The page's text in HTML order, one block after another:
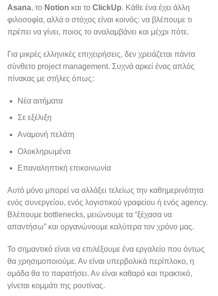
Asana, το Notion και το ClickUp. Κάθε ένα έχει άλλη
φιλοσοφία, αλλά ο στόχος είναι κοινός: να βλέπουμε τι
πρέπει να γίνει, ποιος το αναλαμβάνει και μέχρι πότε.
Για μικρές ελληνικές επιχειρήσεις, δεν χρειάζεται πάντα
σύνθετο project management. Συχνά αρκεί ένας απλός
πίνακας με στήλες όπως:
Νέα αιτήματα
Σε εξέλιξη
Αναμονή πελάτη
Ολοκληρωμένα
Επαναληπτική επικοινωνία
Αυτό μόνο μπορεί να αλλάξει τελείως την καθημερινότητα
ενός συνεργείου, ενός λογιστικού γραφείου ή ενός agency.
Βλέπουμε bottlenecks, μειώνουμε τα “ξέχασα να
απαντήσω” και οργανώνουμε καλύτερα τον χρόνο μας.
Το σημαντικό είναι να επιλέξουμε ένα εργαλείο που όντως
θα χρησιμοποιούμε. Αν είναι υπερβολικά περίπλοκο, η
ομάδα θα το παρατήσει. Αν είναι καθαρό και πρακτικό,
γίνεται κομμάτι της ρουτίνας.